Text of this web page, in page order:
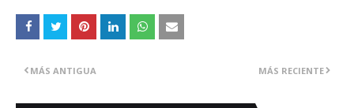
MÁS RECIENTE
MÁS ANTIGUA